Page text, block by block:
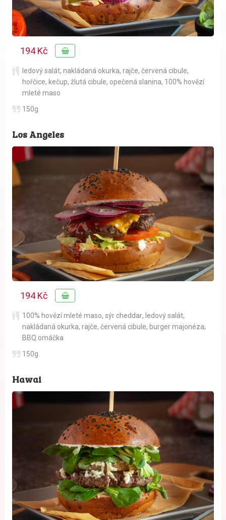
194 Kč
ledový salát, nakládaná okurka, rajče, červená cibule,
hořčice, kečup, žlutá cibule, opečená slanina, 100% hovězí
mleté maso
150g
Los Angeles
194 Kč
100% hovězí mleté maso, sýr cheddar, ledový salát,
nakládaná okurka, rajče, červená cibule, burger majonéza,
BBQ omáčka
150g
Hawai